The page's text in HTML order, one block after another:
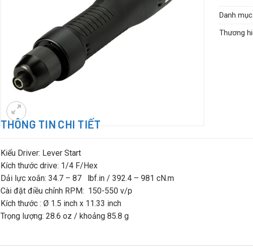
Danh mục:
Thương
THÔNG TIN CHI TIẾT
Kiểu Driver: Lever Start
Kích thước drive: 1/4 F/Hex
Dải lực xoắn: 34.7 – 87 lbf.in / 392.4 – 981 cN.m
Cài đặt điều chỉnh RPM: 150-550 v/p
Kích thước : Ø 1.5 inch x 11.33 inch
Trọng lượng: 28.6 oz / khoảng 85.8 g